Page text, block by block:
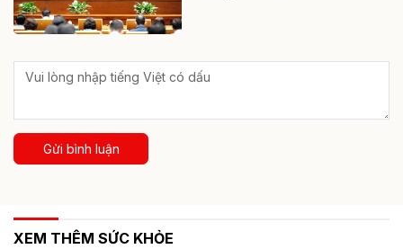
Gửi bình luận
XEM THÊM SỨC KHỎE